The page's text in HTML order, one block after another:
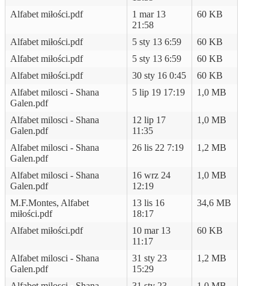
Alfabet miłości.pdf
1 mar 13
21:58
60 KB
Alfabet miłości.pdf 5 sty 13 6:59
60 KB
Alfabet miłości.pdf
5 sty 13 6:59
60 KB
Alfabet miłości.pdf
30 sty 16 0:45
60 KB
Alfabet milosci - Shana
Galen.pdf
5 lip 19 17:19 1,0 MB
Alfabet milosci - Shana
Galen.pdf
12 lip 17
11:35
1,0 MB
Alfabet milosci - Shana
Galen.pdf
26 lis 22 7:19 1,2 MB
Alfabet milosci - Shana
Galen.pdf
16 wrz 24
12:19
1,0 MB
M.F.Montes, Alfabet
miłości.pdf
13 lis 16
18:17
34,6 MB
Alfabet miłości.pdf
10 mar 13
11:17
60 KB
Alfabet milosci - Shana
Galen.pdf
31 sty 23
15:29
1,2 MB